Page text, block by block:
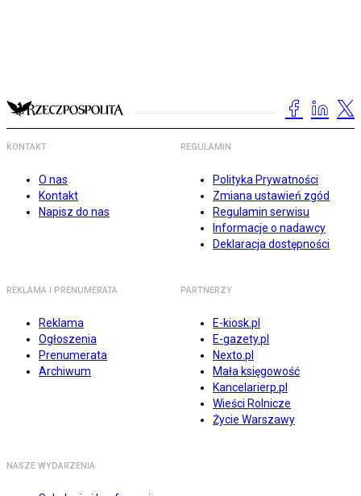
KONTAKT
O nas
Kontakt
Napisz do nas
REGULAMIN
Polityka Prywatności
Zmiana ustawień zgód
Regulamin serwisu
Informacje o nadawcy
Deklaracja dostępności
REKLAMA I PRENUMERATA
Reklama
Ogłoszenia
Prenumerata
Archiwum
PARTNERZY
E-kiosk.pl
E-gazety.pl
Nexto.pl
Mała księgowość
Kancelarierp.pl
Wieści Rolnicze
Życie Warszawy
NASZE WYDARZENIA